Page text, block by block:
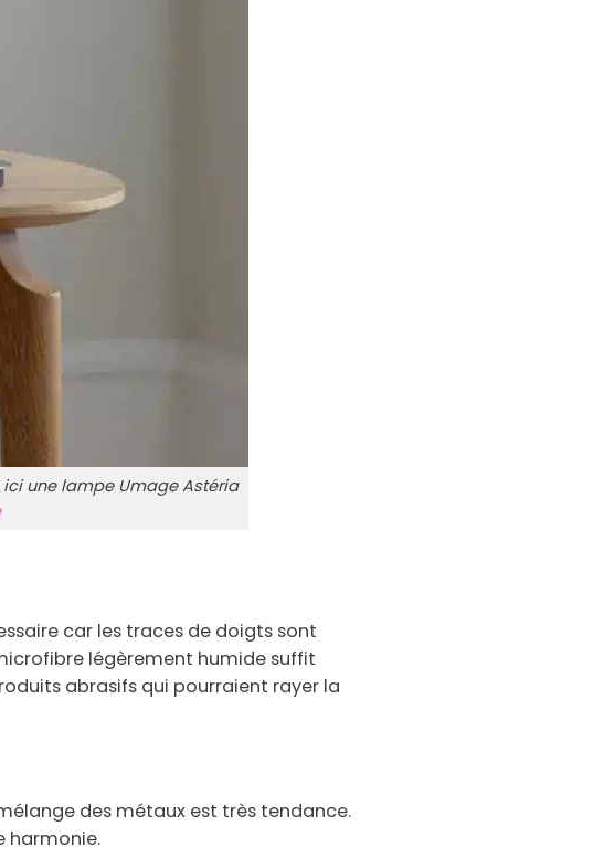
une lampe Umage Astéria
car les traces de doigts sont
légèrement humide suffit
abrasifs qui pourraient rayer la
des métaux est très tendance.
harmonie.